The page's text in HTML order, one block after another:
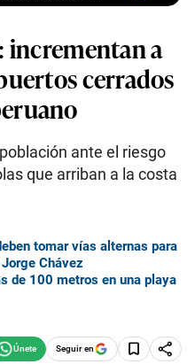
incrementan a
cerrados
ante el riesgo
que arriban a la costa
tomar vías alternas para
Chávez
de 100 metros en una playa
Seguir en